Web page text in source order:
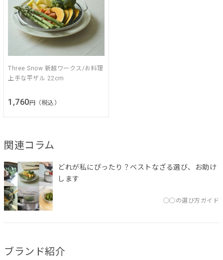
Three Snow 新越ワークス/お料理
上手な平ザル 22cm
1,760 円（税込）
関連コラム
どれが私にぴったり？ベストなざる選び、お助け
します
◯◯の選び方ガイド
ブランド紹介